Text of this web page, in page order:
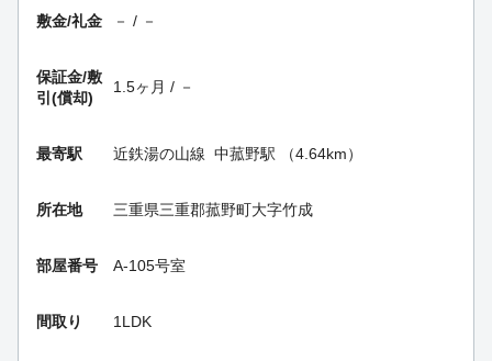
敷金/礼金 － / －
保証金/敷
引(償却)
1.5ヶ月 / －
最寄駅 近鉄湯の山線 中菰野駅 （4.64km）
所在地 三重県三重郡菰野町大字竹成
部屋番号 A-105号室
間取り 1LDK